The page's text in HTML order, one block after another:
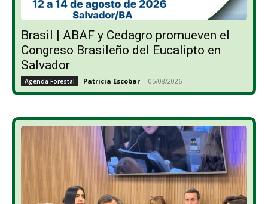
Brasil | ABAF y Cedagro promueven el
Congreso Brasileño del Eucalipto en
Salvador
Agenda Forestal Patricia Escobar - 05/08/2026